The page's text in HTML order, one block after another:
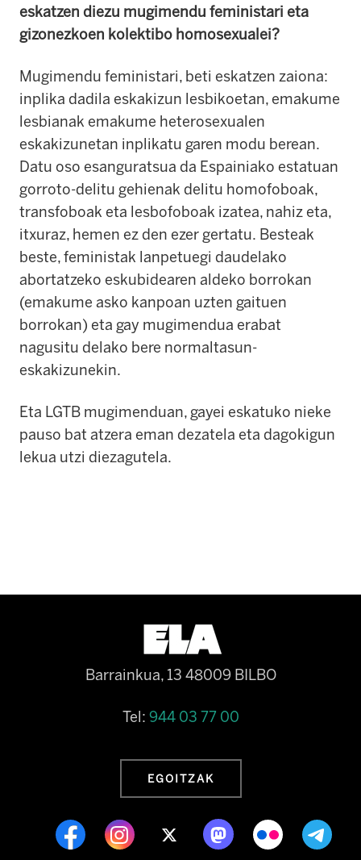
eskatzen diezu mugimendu feministari eta
gizonezkoen kolektibo homosexualei?
Mugimendu feministari, beti eskatzen zaiona:
inplika dadila eskakizun lesbikoetan, emakume
lesbianak emakume heterosexualen
eskakizunetan inplikatu garen modu berean.
Datu oso esanguratsua da Espainiako estatuan
gorroto-delitu gehienak delitu homofoboak,
transfoboak eta lesbofoboak izatea, nahiz eta,
itxuraz, hemen ez den ezer gertatu. Besteak
beste, feministak lanpetuegi daudelako
abortatzeko eskubidearen aldeko borrokan
(emakume asko kanpoan uzten gaituen
borrokan) eta gay mugimendua erabat
nagusitu delako bere normaltasun-
eskakizunekin.
Eta LGTB mugimenduan, gayei eskatuko nieke
pauso bat atzera eman dezatela eta dagokigun
lekua utzi diezagutela.
Barrainkua, 13 48009 BILBO
Tel: 944 03 77 00
EGOITZAK